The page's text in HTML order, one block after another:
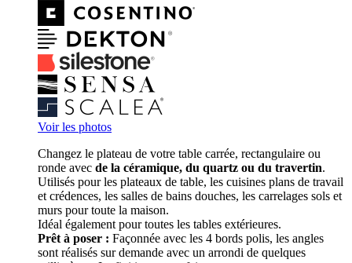
Voir les photos
Changez le plateau de votre table carrée, rectangulaire ou
ronde avec de la céramique, du quartz ou du travertin.
Utilisés pour les plateaux de table, les cuisines plans de travail
et crédences, les salles de bains douches, les carrelages sols et
murs pour toute la maison.
Idéal également pour toutes les tables extérieures.
Prêt à poser : Façonnée avec les 4 bords polis, les angles
sont réalisés sur demande avec un arrondi de quelques